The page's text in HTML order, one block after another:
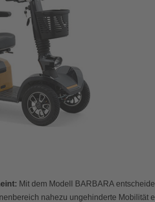
Mit dem Modell BARBARA
nahezu ungehinderte